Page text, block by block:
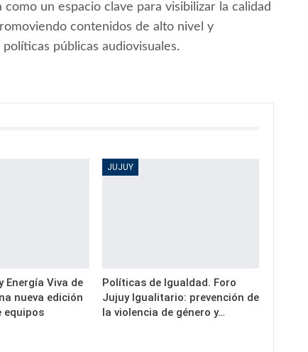
un espacio clave para visibilizar la calidad
contenidos de alto nivel y
públicas audiovisuales.
Energía Viva de
nueva edición
equipos
JUJUY
Políticas de Igualdad. Foro
Jujuy Igualitario: prevención de
la violencia de género y…